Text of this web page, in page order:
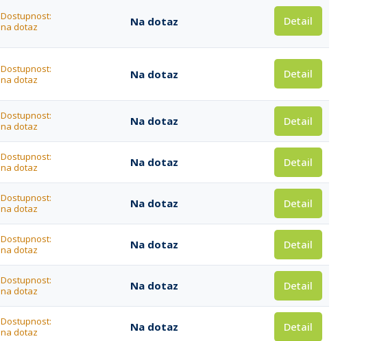
Dostupnost:
na dotaz
Na dotaz Detail
Dostupnost:
na dotaz
Na dotaz Detail
Dostupnost:
na dotaz
Na dotaz Detail
Dostupnost:
na dotaz
Na dotaz Detail
Dostupnost:
na dotaz
Na dotaz Detail
Dostupnost:
na dotaz
Na dotaz Detail
Dostupnost:
na dotaz
Na dotaz Detail
Dostupnost:
na dotaz
Na dotaz Detail